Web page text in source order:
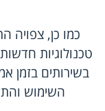
כמו כן, צפויה
טכנולוגיות
בשירותים בזמן
השימוש